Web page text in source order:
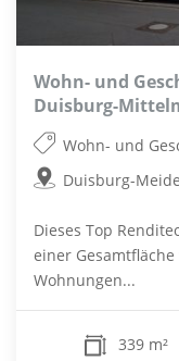
Wohn- und
Duisburg-
Wohn- und
Duisburg-
Dieses Top
einer Gesamtfläche
Wohnungen...
339 m²